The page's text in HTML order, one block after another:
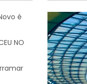
é
NO